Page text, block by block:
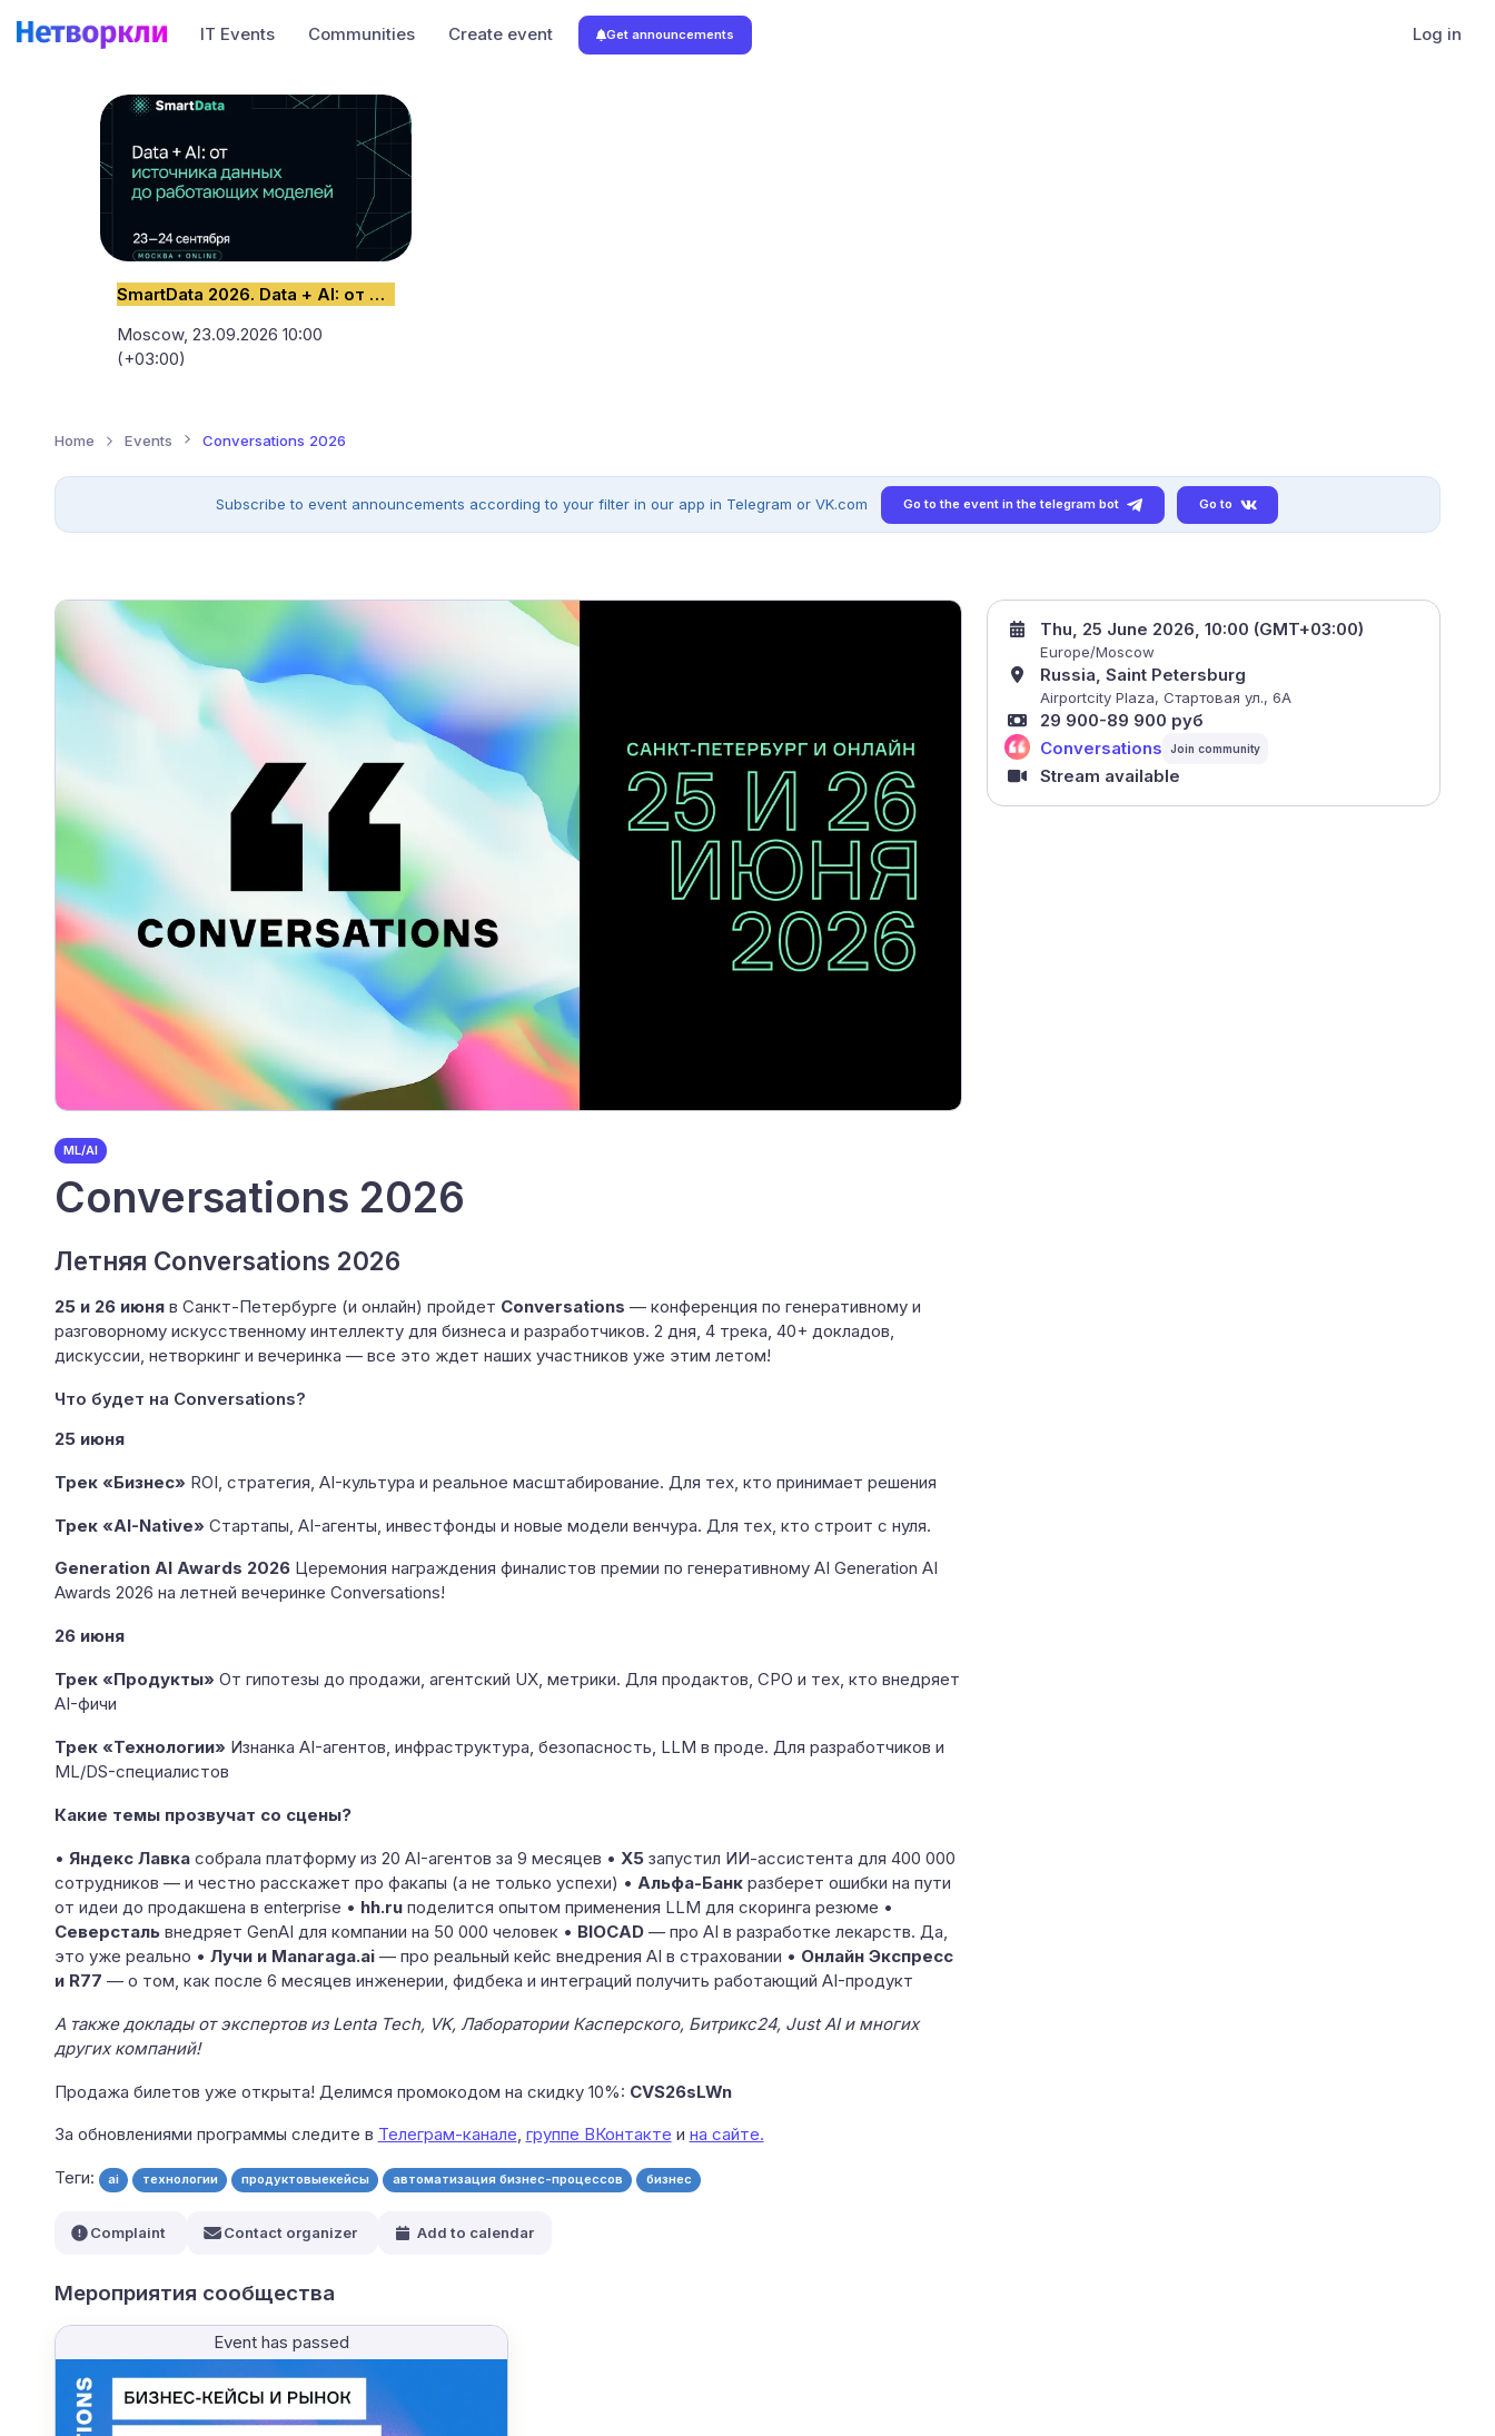
IT Events Communities Create event Get announcements Log in
SmartData 2026. Data + AI: от источника данных до работающих моделей
Moscow, 23.09.2026 10:00
(+03:00)
Home Events Conversations 2026
Subscribe to event announcements according to your filter in our app in Telegram or VK.com Go to the event in the telegram bot Go to
ML/AI
Conversations 2026
Летняя Conversations 2026
25 и 26 июняв Санкт-Петербурге (и онлайн) пройдет Conversations — конференция по генеративному и
разговорному искусственному интеллекту для бизнеса и разработчиков. 2 дня, 4 трека, 40+ докладов,
дискуссии, нетворкинг и вечеринка — все это ждет наших участников уже этим летом!
Что будет на Conversations?
25 июня
Трек «Бизнес» ROI, стратегия, AI-культура и реальное масштабирование. Для тех, кто принимает решения
Трек «AI-Native» Стартапы, AI-агенты, инвестфонды и новые модели венчура. Для тех, кто строит с нуля.
Generation AI Awards 2026Церемония награждения финалистов премии по генеративному AI Generation AI
Awards 2026 на летней вечеринке Conversations!
26 июня
Трек «Продукты» От гипотезы до продажи, агентский UX, метрики. Для продактов, CPO и тех, кто внедряет
AI-фичи
Трек «Технологии» Изнанка AI-агентов, инфраструктура, безопасность, LLM в проде. Для разработчиков и
ML/DS-специалистов
Какие темы прозвучат со сцены?
• Яндекс Лавкасобрала платформу из 20 AI-агентов за 9 месяцев • X5запустил ИИ-ассистента для 400 000
сотрудников — и честно расскажет про факапы (а не только успехи) • Альфа-Банкразберет ошибки на пути
от идеи до продакшена в enterprise • hh.ruподелится опытом применения LLM для скоринга резюме •
Северстальвнедряет GenAI для компании на 50 000 человек • BIOCAD— про AI в разработке лекарств. Да,
это уже реально • Лучи и Manaraga.ai— про реальный кейс внедрения AI в страховании • Онлайн Экспресс
и R77 — о том, как после 6 месяцев инженерии, фидбека и интеграций получить работающий AI-продукт
А также доклады от экспертов из Lenta Tech, VK, Лаборатории Касперского, Битрикс24, Just AI и многих
других компаний!
Продажа билетов уже открыта! Делимся промокодом на скидку 10%: CVS26sLWn
За обновлениями программы следите в Телеграм-канале, группе ВКонтакте и ​ на сайте.
Теги: ai технологии продуктовыекейсы автоматизация бизнес-процессов бизнес
Thu, 25 June 2026, 10:00 (GMT+03:00)
Europe/Moscow
Russia, Saint Petersburg
Airportcity Plaza, Стартовая ул., 6A
29 900-89 900 руб
Conversations
Stream available
Complaint Contact organizer Add to calendar
Мероприятия сообщества
Event has passed